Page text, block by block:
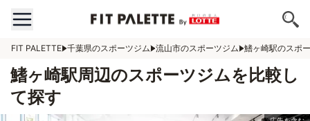
FIT PALETTE 千葉県のスポーツジム 流山市のスポーツジム 鰭ヶ崎駅のスポ
鰭ヶ崎駅周辺のスポーツジムを比較し
て探す